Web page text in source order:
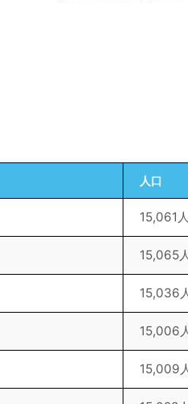
人口
15,061人
15,065
15,036
15,006
15,009